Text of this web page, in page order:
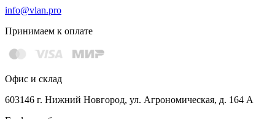
info@vlan.pro
Принимаем к оплате
Офис и склад
603146 г. Нижний Новгород, ул. Агрономическая, д. 164 А